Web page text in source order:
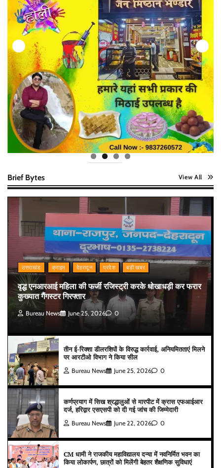
Brief Bytes View All
उत्तराखंड क्राइम देहरादून प्रदेश बड़ी खबर
वृद्ध एनआरआई महिला की फर्जी रजिस्ट्री करके धोखाधड़ी कर फरार
कुख्यात गैंगस्टर गिरफ्तार
Bureau News June 25, 2026 0
तीन ई-रिक्शा डीलरशिपों के विरुद्ध कार्रवाई, अनियमितताएं मिलने
पर आरटीओ विभाग ने किया सील
Bureau News June 25, 2026 0
कर्णप्रयाग में सिख श्रद्धालुओं से मारपीट में क्रास एफआईआर
दर्ज, हरिद्वार एसएसपी को दी गई जांच की जिम्मेदारी
Bureau News June 22, 2026 0
CM धामी ने राजकीय महाविद्यालय दन्या में नवनिर्मित भवन का
किया लोकार्पण, छात्रों को मिलेंगी बेहतर शैक्षणिक सुविधाएं